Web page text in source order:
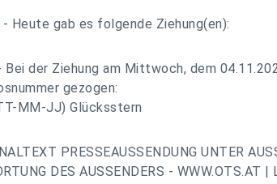
- Heute gab es folgende Ziehung(en):
Bei der Ziehung am Mittwoch, dem
gezogen:
MM-JJ) Glücksstern
PRESSEAUSSENDUNG UNTER
DES AUSSENDERS - WWW.OTS.AT |